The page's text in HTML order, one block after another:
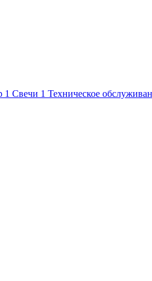
1 Свечи 1 Техническое